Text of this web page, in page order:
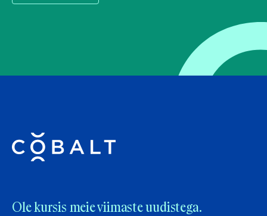
Ole kursis meie viimaste uudistega.